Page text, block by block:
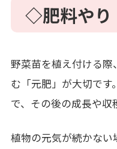
◇肥料やり
野菜苗を植え付ける
む「元肥」が大切です
で、その後の成長や収
植物の元気が続かない